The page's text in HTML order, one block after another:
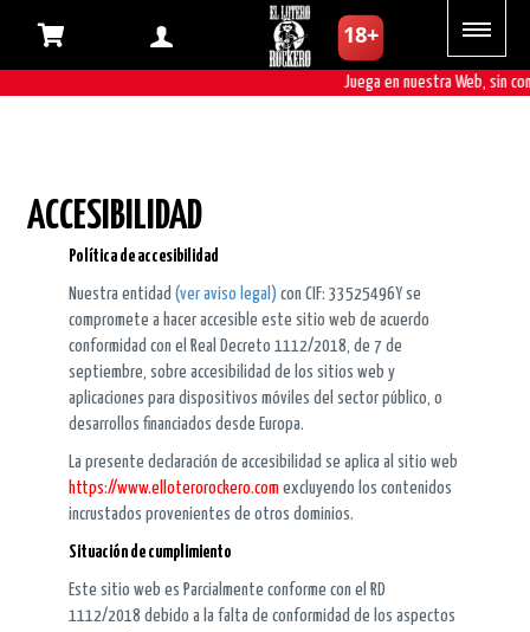
Juega en nuestra Web, sin
ACCESIBILIDAD
Política de accesibilidad
Nuestra entidad(ver aviso legal)con CIF: 33525496Y se
compromete a hacer accesible este sitio web de acuerdo
conformidad con el Real Decreto 1112/2018, de 7 de
septiembre, sobre accesibilidad de los sitios web y
aplicaciones para dispositivos móviles del sector público, o
desarrollos financiados desde Europa.
La presente declaración de accesibilidad se aplica al sitio web
https://www.elloterorockero.com excluyendo los contenidos
incrustados provenientes de otros dominios.
Situación de cumplimiento
Este sitio web es Parcialmente conforme con el RD
1112/2018 debido a la falta de conformidad de los aspectos